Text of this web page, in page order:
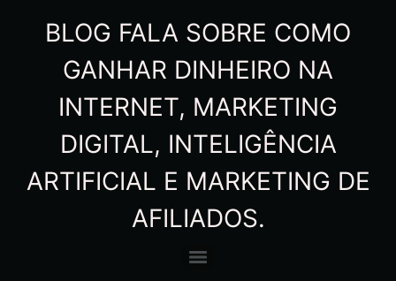
BLOG FALA SOBRE COMO
GANHAR DINHEIRO NA
INTERNET, MARKETING
DIGITAL, INTELIGÊNCIA
ARTIFICIAL E MARKETING DE
AFILIADOS.